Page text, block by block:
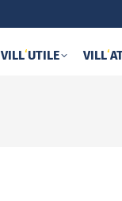
VILL‘UTILE VILL‘